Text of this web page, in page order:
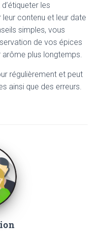
les
contenu et leur date
simples, vous
de vos épices
plus longtemps.
régulièrement et peut
ainsi que des erreurs.